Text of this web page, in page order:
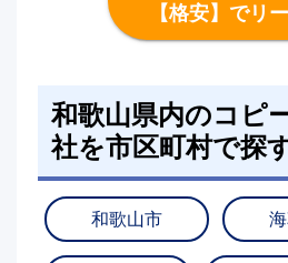
【格安】でリ
和歌山県内のコピ
社を市区町村で探
和歌山市